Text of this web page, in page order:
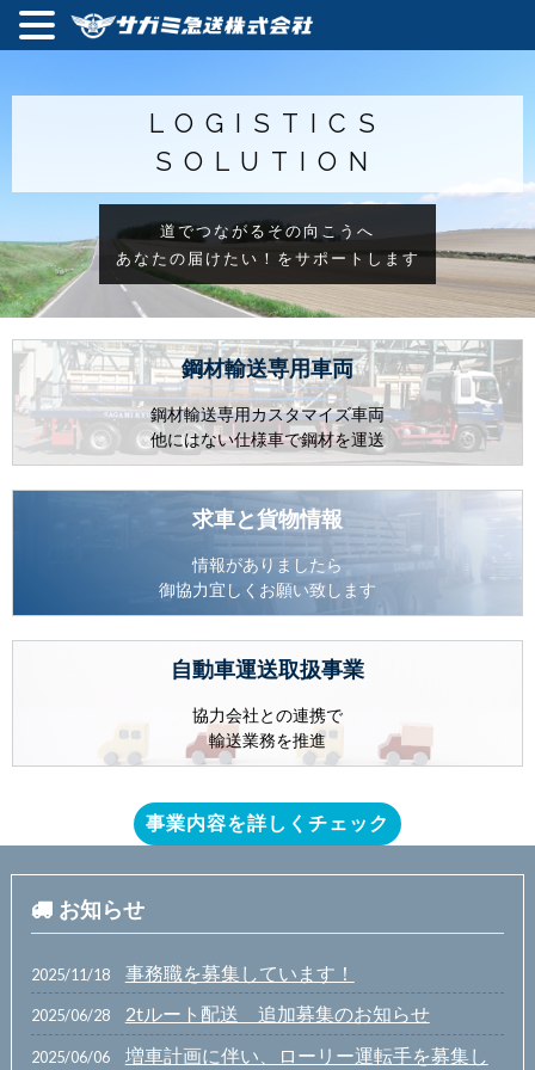
LOGISTICS
SOLUTION
道でつながるその向こうへ
あなたの届けたい！をサポートします
鋼材輸送専用車両
鋼材輸送専用カスタマイズ車両
他にはない仕様車で鋼材を運送
求車と貨物情報
情報がありましたら
御協力宜しくお願い致します
自動車運送取扱事業
協力会社との連携で
輸送業務を推進
事業内容を詳しくチェック
お知らせ
2025/11/18 事務職を募集しています！
2025/06/28 2tルート配送 追加募集のお知らせ
2025/06/06 増車計画に伴い、ローリー運転手を募集し